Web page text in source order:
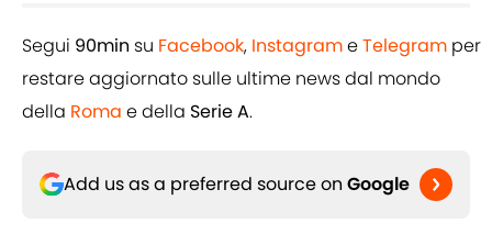
Segui 90min su Facebook, InstagrameTelegram per
restare aggiornato sulle ultime news dal mondo
della Roma e della Serie A.
Add us as a preferred source on Google